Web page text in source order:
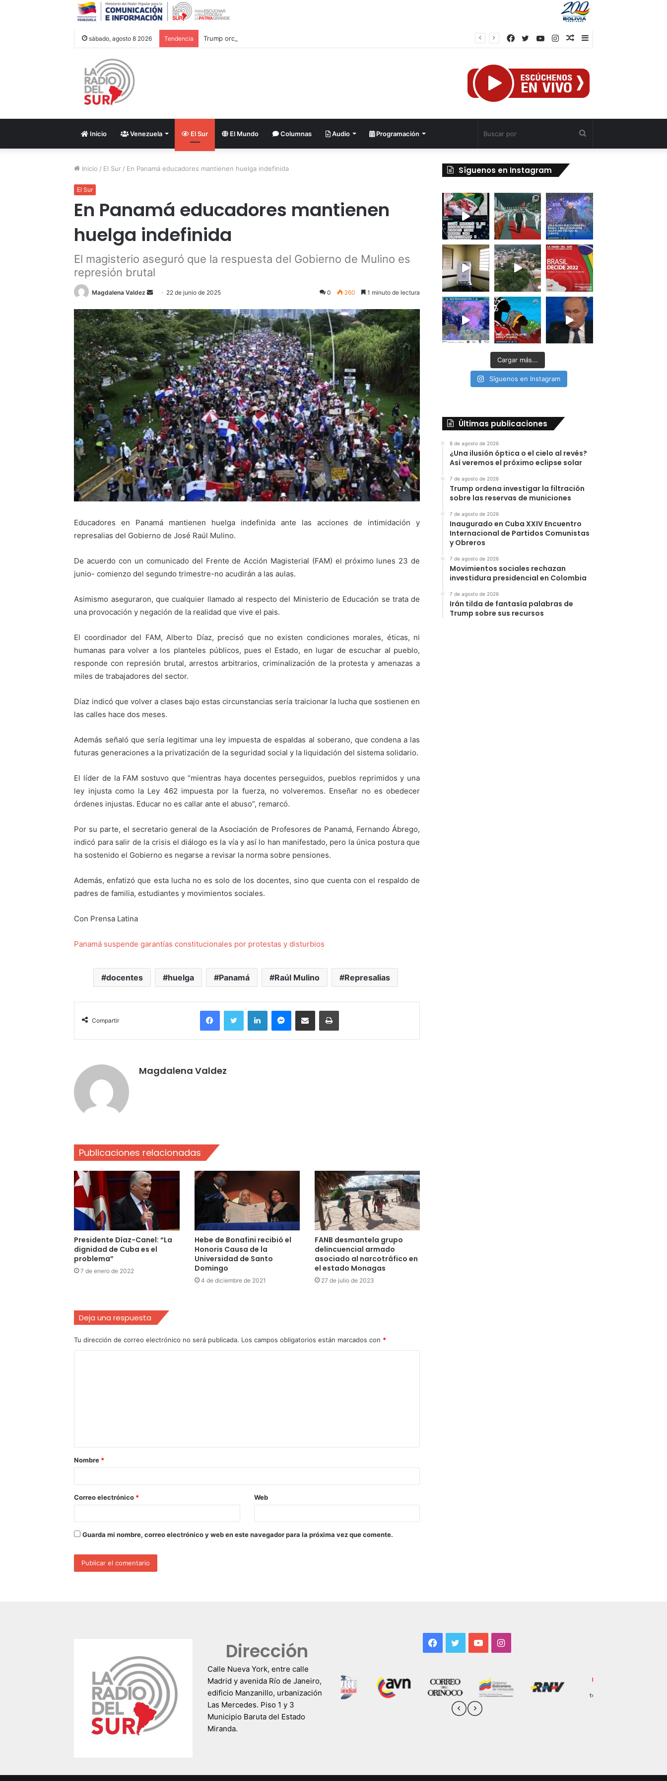
sábado, agosto 8 2026 Tendencia Trump ordena investigar la filtración sobre las reservas de municiones
Barra
Publicación
azar
Instagram
YouTube
Twitter
Facebook
Inicio Venezuela El Sur El Mundo Columnas Audio Programación
Inicio / El Sur / En Panamá educadores mantienen huelga indefinida
El Sur
En Panamá educadores mantienen
huelga indefinida
El magisterio aseguró que la respuesta del Gobierno de Mulino es
represión brutal
Magdalena Valdez
Send
email
22 de junio de 2025 0 260 1 minuto de lectura
Educadores en Panamá mantienen huelga indefinida ante las acciones de intimidación y
represalias del Gobierno de José Raúl Mulino.
De acuerdo con un comunicado del Frente de Acción Magisterial (FAM) el próximo lunes 23 de
junio- comienzo del segundo trimestre-no acudirán a las aulas.
Asimismo aseguraron, que cualquier llamado al respecto del Ministerio de Educación se trata de
una provocación y negación de la realidad que vive el pais.
El coordinador del FAM, Alberto Díaz, precisó que no existen condiciones morales, éticas, ni
humanas para volver a los planteles públicos, pues el Estado, en lugar de escuchar al pueblo,
responde con represión brutal, arrestos arbitrarios, criminalización de la protesta y amenazas a
miles de trabajadores del sector.
Díaz indicó que volver a clases bajo estas circunstancias sería traicionar la lucha que sostienen en
las calles hace dos meses.
Además señaló que sería legitimar una ley impuesta de espaldas al soberano, que condena a las
futuras generaciones a la privatización de la seguridad social y la liquidación del sistema solidario.
El líder de la FAM sostuvo que “mientras haya docentes perseguidos, pueblos reprimidos y una
ley injusta como la Ley 462 impuesta por la fuerza, no volveremos. Enseñar no es obedecer
órdenes injustas. Educar no es callar ante el abuso”, remarcó.
Por su parte, el secretario general de la Asociación de Profesores de Panamá, Fernando Ábrego,
indicó para salir de la crisis el diálogo es la vía y así lo han manifestado, pero la única postura que
ha sostenido el Gobierno es negarse a revisar la norma sobre pensiones.
Además, enfatizó que esta lucha no es solo de los docentes, sino que cuenta con el respaldo de
padres de familia, estudiantes y movimientos sociales.
Con Prensa Latina
Panamá suspende garantías constitucionales por protestas y disturbios
docentes huelga Panamá Raúl Mulino Represalias
Compartir
FacebookTwitter LinkedInMessengerCompartir por correo electrónicoImprimir
Magdalena Valdez
Publicaciones relacionadas
Presidente Díaz-Canel: “La
dignidad de Cuba es el
problema”
7 de enero de 2022
Hebe de Bonafini recibió el
Honoris Causa de la
Universidad de Santo
Domingo
4 de diciembre de 2021
FANB desmantela grupo
delincuencial armado
asociado al narcotráfico en
el estado Monagas
27 de julio de 2023
Deja una respuesta
Tu dirección de correo electrónico no será publicada. Los campos obligatorios están marcados con *
Nombre *
Correo electrónico * Web
Guarda mi nombre, correo electrónico y web en este navegador para la próxima vez que comente.
Síguenos en Instagram
Cargar más...
Síguenos en Instagram
Últimas publicaciones
8 de agosto de 2026
¿Una ilusión óptica o el cielo al revés?
Así veremos el próximo eclipse solar
7 de agosto de 2026
Trump ordena investigar la filtración
sobre las reservas de municiones
7 de agosto de 2026
Inaugurado en Cuba XXIV Encuentro
Internacional de Partidos Comunistas
y Obreros
7 de agosto de 2026
Movimientos sociales rechazan
investidura presidencial en Colombia
7 de agosto de 2026
Irán tilda de fantasía palabras de
Trump sobre sus recursos
Dirección
Calle Nueva York, entre calle
Madrid y avenida Río de Janeiro,
edificio Manzanillo, urbanización
Las Mercedes. Piso 1 y 3
Municipio Baruta del Estado
Miranda.
Facebook
TwitterYouTubeInstagram